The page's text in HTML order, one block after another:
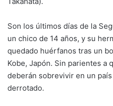
Son los últimos días de la
un chico de 14 años, y su
quedado huérfanos tras un
Kobe, Japón. Sin parientes a
deberán sobrevivir en un
derrotado.